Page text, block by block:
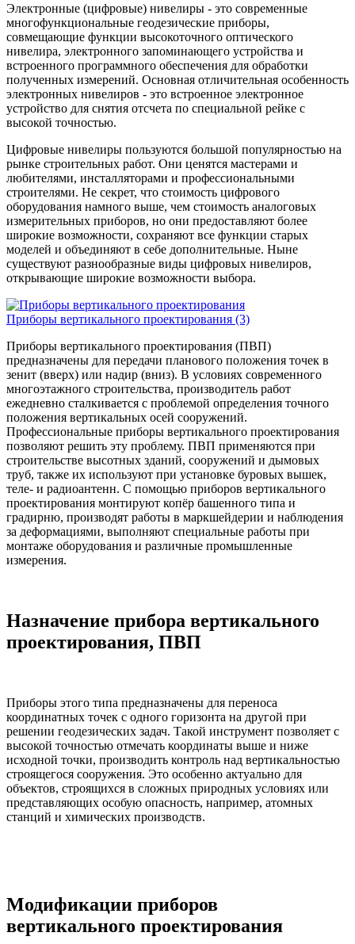
Электронные (цифровые) нивелиры - это современные
многофункциональные геодезические приборы,
совмещающие функции высокоточного оптического
нивелира, электронного запоминающего устройства и
встроенного программного обеспечения для обработки
полученных измерений. Основная отличительная особенность
электронных нивелиров - это встроенное электронное
устройство для снятия отсчета по специальной рейке с
высокой точностью.
Цифровые нивелиры пользуются большой популярностью на
рынке строительных работ. Они ценятся мастерами и
любителями, инсталляторами и профессиональными
строителями. Не секрет, что стоимость цифрового
оборудования намного выше, чем стоимость аналоговых
измерительных приборов, но они предоставляют более
широкие возможности, сохраняют все функции старых
моделей и объединяют в себе дополнительные. Ныне
существуют разнообразные виды цифровых нивелиров,
открывающие широкие возможности выбора.
Приборы вертикального проектирования (3)
Приборы вертикального проектирования (ПВП)
предназначены для передачи планового положения точек в
зенит (вверх) или надир (вниз). В условиях современного
многоэтажного строительства, производитель работ
ежедневно сталкивается с проблемой определения точного
положения вертикальных осей сооружений.
Профессиональные приборы вертикального проектирования
позволяют решить эту проблему. ПВП применяются при
строительстве высотных зданий, сооружений и дымовых
труб, также их используют при установке буровых вышек,
теле- и радиоантенн. С помощью приборов вертикального
проектирования монтируют копёр башенного типа и
градирню, производят работы в маркшейдерии и наблюдения
за деформациями, выполняют специальные работы при
монтаже оборудования и различные промышленные
измерения.
Назначение прибора вертикального
проектирования, ПВП
Приборы этого типа предназначены для переноса
координатных точек с одного горизонта на другой при
решении геодезических задач. Такой инструмент позволяет с
высокой точностью отмечать координаты выше и ниже
исходной точки, производить контроль над вертикальностью
строящегося сооружения. Это особенно актуально для
объектов, строящихся в сложных природных условиях или
представляющих особую опасность, например, атомных
станций и химических производств.
Модификации приборов
вертикального проектирования